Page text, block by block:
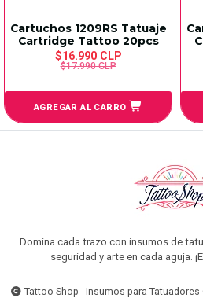
Cartuchos 1209RS Tatuaje
Cartridge Tattoo 20pcs
$16.990 CLP
$17.990 CLP
AGREGAR AL CARRO
Domina cada trazo con insumos de
seguridad y arte en cada aguja.
Tattoo Shop - Insumos para